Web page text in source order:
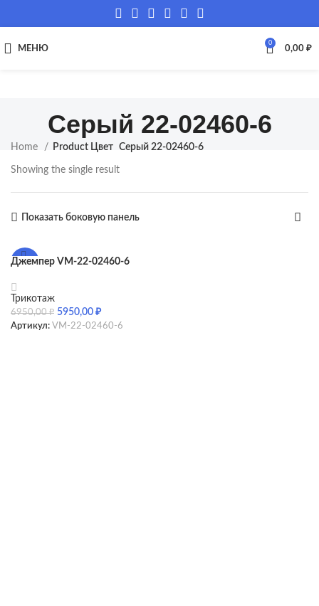
МЕНЮ
0
0,00 ₽
Серый 22-02460-6
Home Product Цвет Серый 22-02460-6
Showing the single result
Показать боковую панель
-14%
НО
Джемпер VM-22-02460-6
Трикотаж
6950,00₽ 5950,00 ₽
Артикул: VM-22-02460-6